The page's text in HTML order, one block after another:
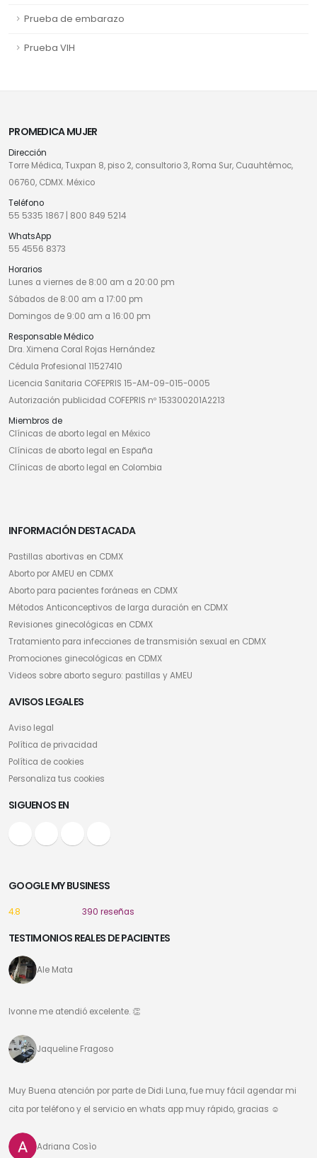
Prueba de embarazo
Prueba VIH
PROMEDICA MUJER
Dirección
Torre Médica, Tuxpan 8, piso 2, consultorio 3, Roma Sur, Cuauhtémoc,
06760, CDMX. México
Teléfono
55 5335 1867
800 849 5214
WhatsApp
55 4556 8373
Horarios
Lunes a viernes de 8:00 am a 20:00 pm
Sábados de 8:00 am a 17:00 pm
Domingos de 9:00 am a 16:00 pm
Responsable Médico
Dra. Ximena Coral Rojas Hernández
Cédula Profesional 11527410
Licencia Sanitaria COFEPRIS 15-AM-09-015-0005
Autorización publicidad COFEPRIS nº 153300201A2213
Miembros de
Clínicas de aborto legal en México
Clínicas de aborto legal en España
Clínicas de aborto legal en Colombia
INFORMACIÓN DESTACADA
Pastillas abortivas en CDMX
Aborto por AMEU en CDMX
Aborto para pacientes foráneas en CDMX
Métodos Anticonceptivos de larga duración en CDMX
Revisiones ginecológicas en CDMX
Tratamiento para infecciones de transmisión sexual en CDMX
Promociones ginecológicas en CDMX
Videos sobre aborto seguro: pastillas y AMEU
AVISOS LEGALES
Aviso legal
Política de privacidad
Política de cookies
Personaliza tus cookies
SIGUENOS EN
GOOGLE MY BUSINESS
4.8 390 reseñas
TESTIMONIOS REALES DE PACIENTES
Ale Mata
Ivonne me atendió excelente. 👏
Jaqueline Fragoso
Muy Buena atención por parte de Didi Luna, fue muy fácil agendar mi
cita por teléfono y el servicio en whats app muy rápido, gracias ☺️
Adriana Cosìo